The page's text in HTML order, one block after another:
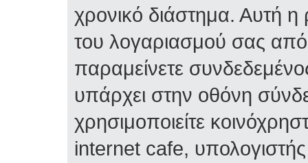
χρονικό διάστημα. Αυτή
του λογαριασμού σας
παραμείνετε
υπάρχει στην οθόνη
χρησιμοποιείτε
internet cafe,